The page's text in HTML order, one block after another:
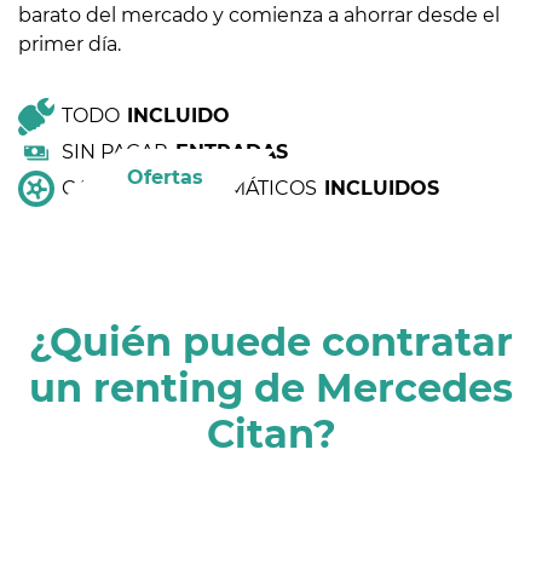
Ofertas
barato del mercado y comienza a ahorrar desde el
primer día.
TODO
INCLUIDO
SIN PAGAR ENTRADAS
CAMBIO DE NEUMÁTICOS
INCLUIDOS
¿Quién puede contratar
un renting de Mercedes
Citan?